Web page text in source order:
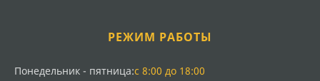
РЕЖИМ РАБОТЫ
Понедельник - пятница:с 8:00 до 18:00